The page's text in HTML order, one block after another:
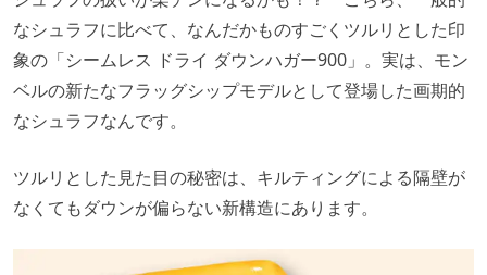
なシュラフに比べて、なんだかものすごくツルリとした印
象の「シームレス ドライ ダウンハガー900」。実は、モン
ベルの新たなフラッグシップモデルとして登場した画期的
なシュラフなんです。
ツルリとした見た目の秘密は、キルティングによる隔壁が
なくてもダウンが偏らない新構造にあります。